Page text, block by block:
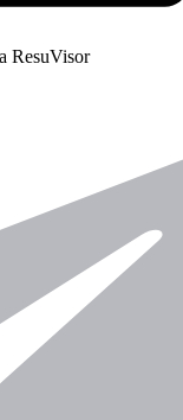
ResuVisor